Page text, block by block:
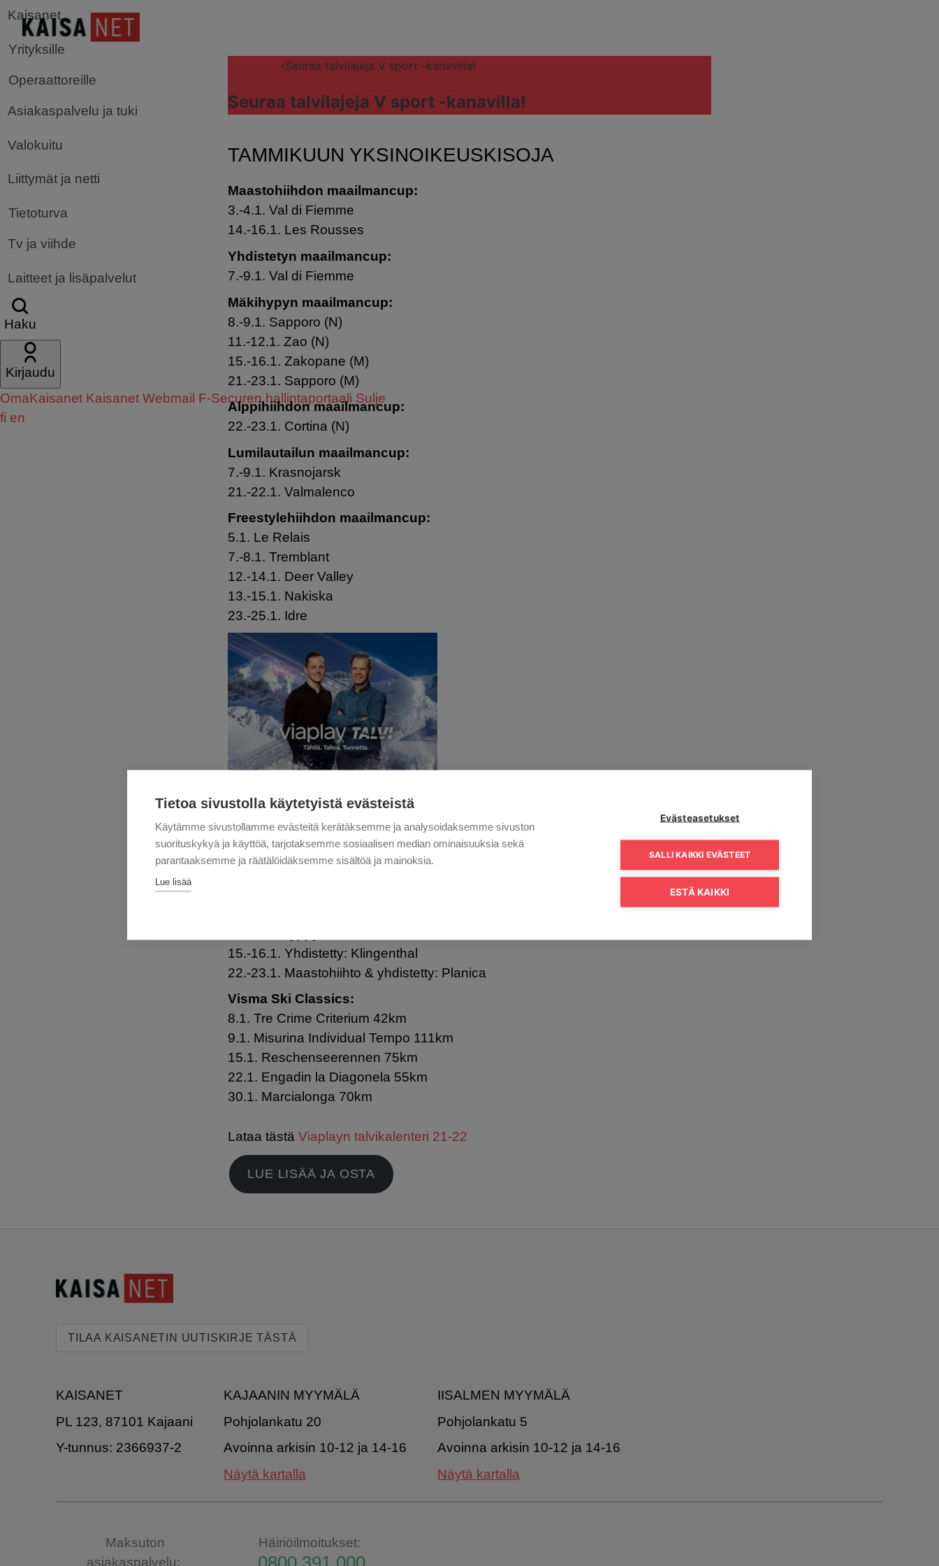
Kaisanet
Yrityksille
Operaattoreille
Asiakaspalvelu ja tuki
Valokuitu
Liittymät ja netti
Tietoturva
Tv ja viihde
Laitteet ja lisäpalvelut
Haku
Kirjaudu
OmaKaisanet Kaisanet Webmail F-Securen hallintaportaali Sulje
fi en
›Seuraa talvilajeja V sport -kanavilla!
Seuraa talvilajeja V sport -kanavilla!
TAMMIKUUN YKSINOIKEUSKISOJA
Maastohiihdon maailmancup:
3.-4.1. Val di Fiemme
14.-16.1. Les Rousses
Yhdistetyn maailmancup:
7.-9.1. Val di Fiemme
Mäkihypyn maailmancup:
8.-9.1. Sapporo (N)
11.-12.1. Zao (N)
15.-16.1. Zakopane (M)
21.-23.1. Sapporo (M)
Alppihiihdon maailmancup:
22.-23.1. Cortina (N)
Lumilautailun maailmancup:
7.-9.1. Krasnojarsk
21.-22.1. Valmalenco
Freestylehiihdon maailmancup:
5.1. Le Relais
7.-8.1. Tremblant
12.-14.1. Deer Valley
13.-15.1. Nakiska
23.-25.1. Idre
MUITA TAMMIKUUN NOSTOJA
Maastohiihdon Suomen Cup:
7.-9.1. Imatra
15.-16.1. Yhdistetty: Klingenthal
22.-23.1. Maastohiihto & yhdistetty: Planica
Visma Ski Classics:
8.1. Tre Crime Criterium 42km
9.1. Misurina Individual Tempo 111km
15.1. Reschenseerennen 75km
22.1. Engadin la Diagonela 55km
30.1. Marcialonga 70km
Lataa tästäViaplayn talvikalenteri 21-22
LUE LISÄÄ JA OSTA
TILAA KAISANETIN UUTISKIRJE TÄSTÄ
KAISANET
PL 123, 87101 Kajaani
Y-tunnus: 2366937-2
KAJAANIN MYYMÄLÄ
Pohjolankatu 20
Avoinna arkisin 10-12 ja 14-16
Näytä kartalla
IISALMEN MYYMÄLÄ
Pohjolankatu 5
Avoinna arkisin 10-12 ja 14-16
Näytä kartalla
Maksuton
asiakaspalvelu:
Häiriöilmoitukset:
Tietoa sivustolla käytetyistä evästeistä
Käytämme sivustollamme evästeitä kerätäksemme ja analysoidaksemme sivuston
suorituskykyä ja käyttöä, tarjotaksemme sosiaalisen median ominaisuuksia sekä
parantaaksemme ja räätälöidäksemme sisältöä ja mainoksia.
Lue lisää
Evästeasetukset
SALLI KAIKKI EVÄSTEET
ESTÄ KAIKKI